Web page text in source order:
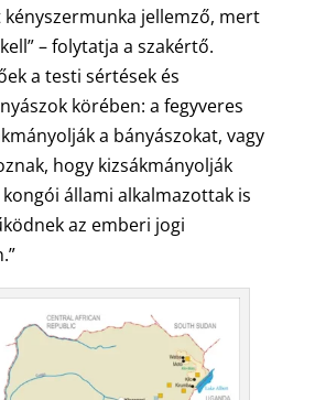
jellemző, mert
– folytatja a szakértő.
a testi sértések és
körében: a fegyveres
a bányászokat, vagy
hogy kizsákmányolják
állami alkalmazottak is
az emberi jogi